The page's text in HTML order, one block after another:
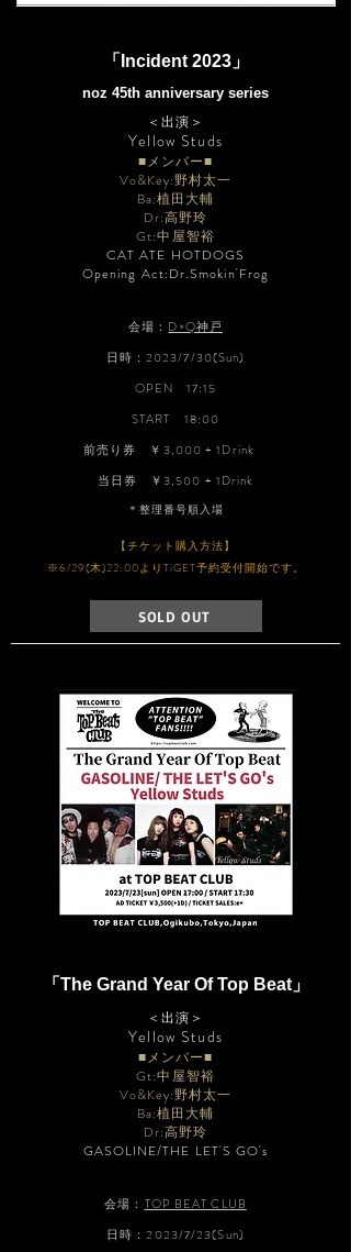
「Incident 2023」
noz 45th anniversary series
＜出演＞
​Yellow Studs
■メンバー■
Vo&Key:野村太一
Ba:植田大輔
Dr:高野玲
Gt:中屋智裕
CAT ATE HOTDOGS
Opening Act:Dr.Smokin'Frog
会場： D×Q神戸
日時：2023/7/30(Sun)
OPEN 17:15
START 18:00
前売り券 ￥3,000 + 1Drink
当日券 ￥3,500 + 1Drink
​＊整理番号順入場
【チケット購入方法】
※6/29(木)22:00よりTiGET予約受付開始です。
SOLD OUT
「The Grand Year Of Top Beat」
＜出演＞
​Yellow Studs
■メンバー■
Gt:中屋智裕
Vo&Key:野村太一
Ba:植田大輔
Dr:高野玲
GASOLINE/THE LET'S GO's
会場： TOP BEAT CLUB
日時：2023/7/23(Sun)